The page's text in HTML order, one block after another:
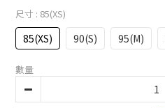
尺寸 : 85(XS)
85(XS) 90(S) 95(M)
數量